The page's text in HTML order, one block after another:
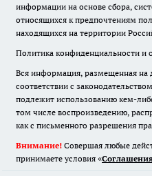
информации на основе сбора,
относящихся к предпочтениям
находящихся на территории
Политика конфиденциальности и
Вся информация, размещенная на
соответствии с
подлежит использованию кем-
том числе воспроизведению,
как с письменного разрешения
Внимание! Совершая любые
принимаете условия «